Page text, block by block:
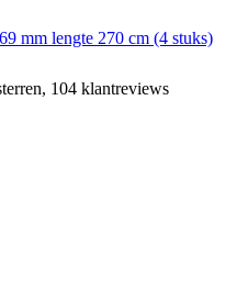
mm lengte 270 cm (4 stuks)
104 klantreviews